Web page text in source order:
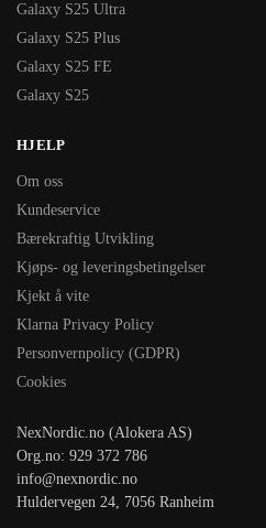
Galaxy S25 Ultra
Galaxy S25 Plus
Galaxy S25 FE
Galaxy S25
HJELP
Om oss
Kundeservice
Bærekraftig Utvikling
Kjøps- og leveringsbetingelser
Kjekt å vite
Klarna Privacy Policy
Personvernpolicy (GDPR)
Cookies
NexNordic.no (Alokera AS)
Org.no: 929 372 786
info@nexnordic.no
Huldervegen 24, 7056 Ranheim